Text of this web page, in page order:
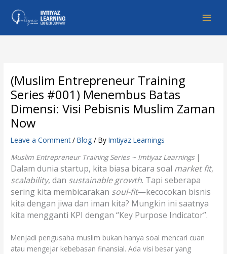
content
(Muslim Entrepreneur Training
Series #001) Menembus Batas
Dimensi: Visi Pebisnis Muslim Zaman
Now
Leave a Comment /Blog / ByImtiyaz Learnings
Muslim Entrepreneur Training Series ~ Imtiyaz Learnings|
Dalam dunia startup, kita biasa bicara soal market fit,
scalability, dan sustainable growth. Tapi seberapa
sering kita membicarakan soul-fit—kecocokan bisnis
kita dengan jiwa dan iman kita? Mungkin ini saatnya
kita mengganti KPI dengan “Key Purpose Indicator”.
Menjadi pengusaha muslim bukan hanya soal mencari cuan
atau mengejar kebebasan finansial. Ada visi besar yang